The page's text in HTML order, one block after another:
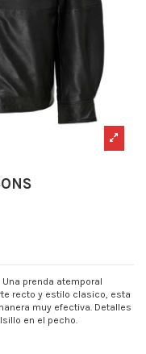
prenda atemporal
recto y estilo clasico, esta
muy efectiva. Detalles
en el pecho.